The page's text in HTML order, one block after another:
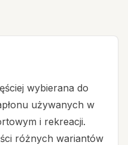
wybierana do
używanych w
i rekreacji.
różnych wariantów